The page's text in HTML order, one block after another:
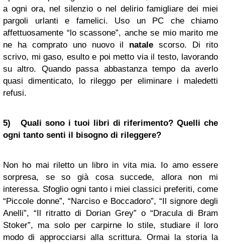
a ogni ora, nel silenzio o nel delirio famigliare dei miei
pargoli urlanti e famelici. Uso un PC che chiamo
affettuosamente “lo scassone”, anche se mio marito me
ne ha comprato uno nuovo il natale scorso. Di rito
scrivo, mi gaso, esulto e poi metto via il testo, lavorando
su altro. Quando passa abbastanza tempo da averlo
quasi dimenticato, lo rileggo per eliminare i maledetti
refusi.
5) Quali sono i tuoi libri di riferimento? Quelli che
ogni tanto senti il bisogno di rileggere?
Non ho mai riletto un libro in vita mia. Io amo essere
sorpresa, se so già cosa succede, allora non mi
interessa. Sfoglio ogni tanto i miei classici preferiti, come
“Piccole donne”, “Narciso e Boccadoro”, “Il signore degli
Anelli”, “Il ritratto di Dorian Grey” o “Dracula di Bram
Stoker”, ma solo per carpirne lo stile, studiare il loro
modo di approcciarsi alla scrittura. Ormai la storia la